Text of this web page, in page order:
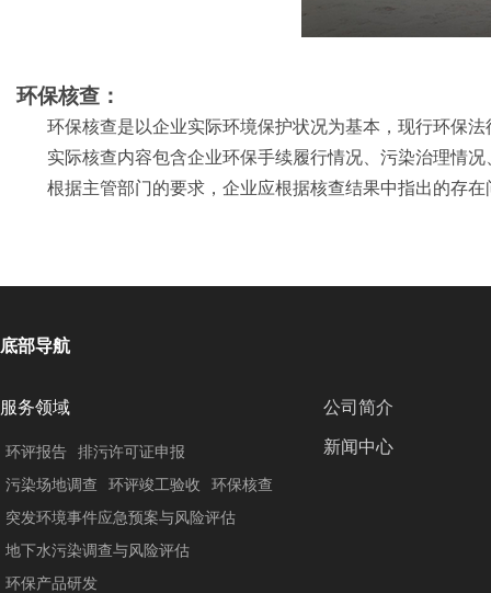
环保核查：
环保核查是以企业实际环境保护状况为基本，现行环保
实际核查内容包含企业环保手续履行情况、污染治理情
根据主管部门的要求，企业应根据核查结果中指出的存
底部导航
服务领域
环评报告
排污许可证申报
污染场地调查
环评竣工验收
环保核查
突发环境事件应急预案与风险评估
地下水污染调查与风险评估
环保产品研发
公司简介
新闻中心